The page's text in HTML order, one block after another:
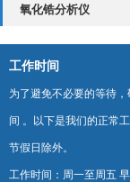
氧化锆分析仪
工作时间
为了避免不必要的等待
间 。以下是我们的正常
节假日除外。
工作时间：周一至周五